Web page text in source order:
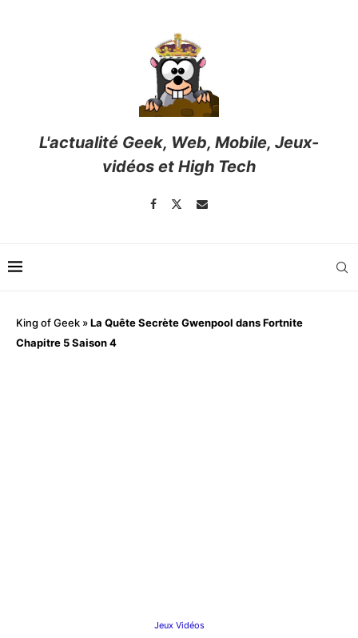
L'actualité Geek, Web, Mobile, Jeux-
vidéos et High Tech
King of Geek »La Quête Secrète Gwenpool dans Fortnite
Chapitre 5 Saison 4
Jeux Vidéos